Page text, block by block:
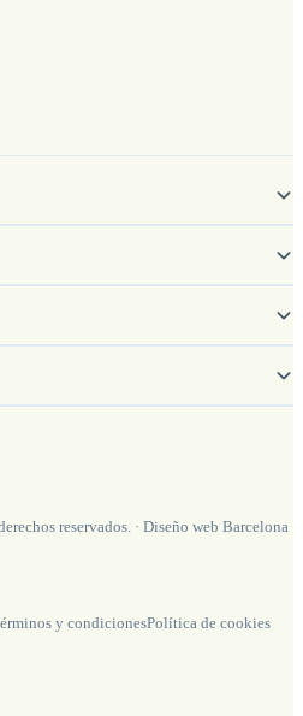
reservados. · Diseño web Barcelona
y condicionesPolítica de cookies